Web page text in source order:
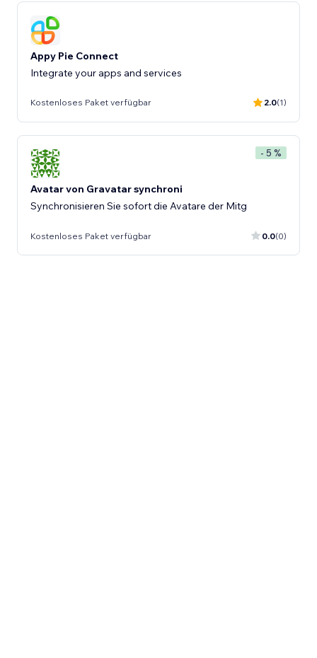
Appy Pie Connect
Integrate your apps and services
Kostenloses Paket verfügbar 2.0(1)
- 5 %
Avatar von Gravatar synchroni
Synchronisieren Sie sofort die Avatare der Mitg
Kostenloses Paket verfügbar 0.0(0)